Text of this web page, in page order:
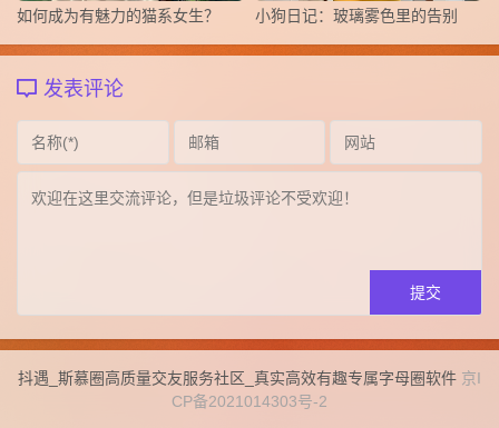
如何成为有魅力的猫系女生？ 小狗日记：玻璃雾色里的告别
发表评论
抖遇_斯慕圈高质量交友服务社区_真实高效有趣专属字母圈软件 京I
CP备2021014303号-2